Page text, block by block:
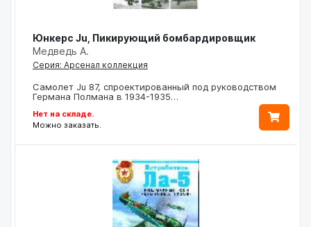
Юнкерс Ju, Пикирующий бомбардировщик
Медведь А.
Серия: Арсенал коллекция
Самолет Ju 87, спроектированный под руководством
Германа Полмана в 1934-1935…
Нет на складе.
Можно заказать.